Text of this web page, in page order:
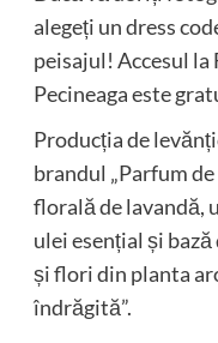
alegeți un dress
peisajul! Accesul la
Pecineaga este
Producția de
brandul „Parfum
florală de lavandă,
ulei esențial și
și flori din planta
îndrăgită”.